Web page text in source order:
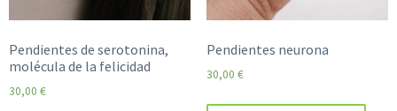
Pendientes de serotonina,
molécula de la felicidad
30,00 €
Pendientes neurona
30,00 €